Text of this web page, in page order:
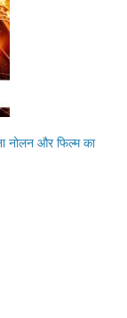
नोलन और फिल्म का